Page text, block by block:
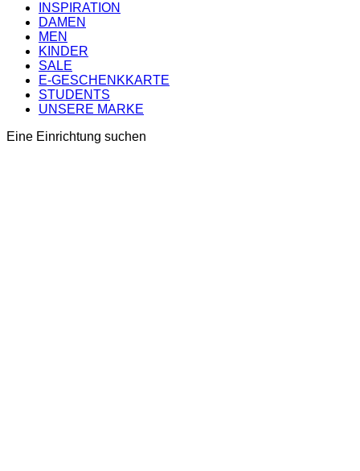
INSPIRATION
DAMEN
MEN
KINDER
SALE
E-GESCHENKKARTE
STUDENTS
UNSERE MARKE
Eine Einrichtung suchen